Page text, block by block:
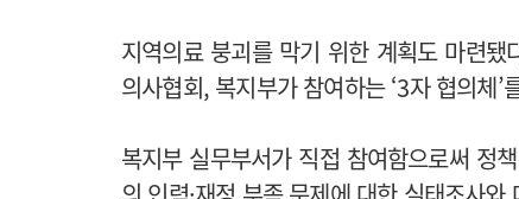
지역의료 붕괴를 막기 위한 계획도 마련됐
의사협회, 복지부가 참여하는 ‘3자 협의체’
복지부 실무부서가 직접 참여함으로써 정